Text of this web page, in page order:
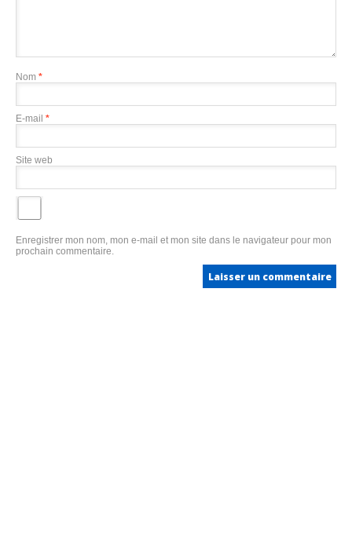
Nom *
E-mail *
Site web
Enregistrer mon nom, mon e-mail et mon site dans le navigateur pour mon
prochain commentaire.